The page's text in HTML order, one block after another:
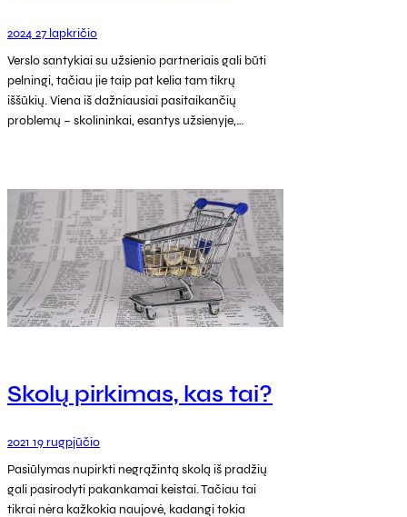
2024 27 lapkričio
Verslo santykiai su užsienio partneriais gali būti
pelningi, tačiau jie taip pat kelia tam tikrų
iššūkių. Viena iš dažniausiai pasitaikančių
problemų – skolininkai, esantys užsienyje,…
Skolų pirkimas, kas tai?
2021 19 rugpjūčio
Pasiūlymas nupirkti negrąžintą skolą iš pradžių
gali pasirodyti pakankamai keistai. Tačiau tai
tikrai nėra kažkokia naujovė, kadangi tokia